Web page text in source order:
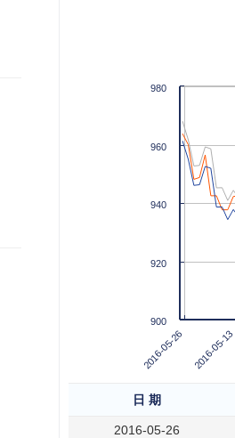
2016-05-26 2016-05-13
900
920
940
960
980
日 期
2016-05-26